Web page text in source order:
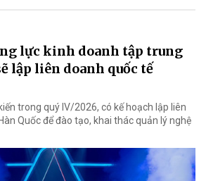
lực kinh doanh tập trung
lập liên doanh quốc tế
trong quý IV/2026, có kế hoạch lập liên
Quốc để đào tạo, khai thác quản lý nghệ